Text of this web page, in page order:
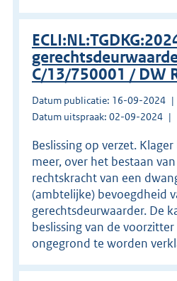
C/13/750001 / DW
Datum publicatie: 16-09-2024
Datum uitspraak: 02-09-2024
Beslissing op verzet.
meer, over het bestaan
rechtskracht van een
(ambtelijke) bevoegdheid
gerechtsdeurwaarder. De
beslissing van de
ongegrond te worden